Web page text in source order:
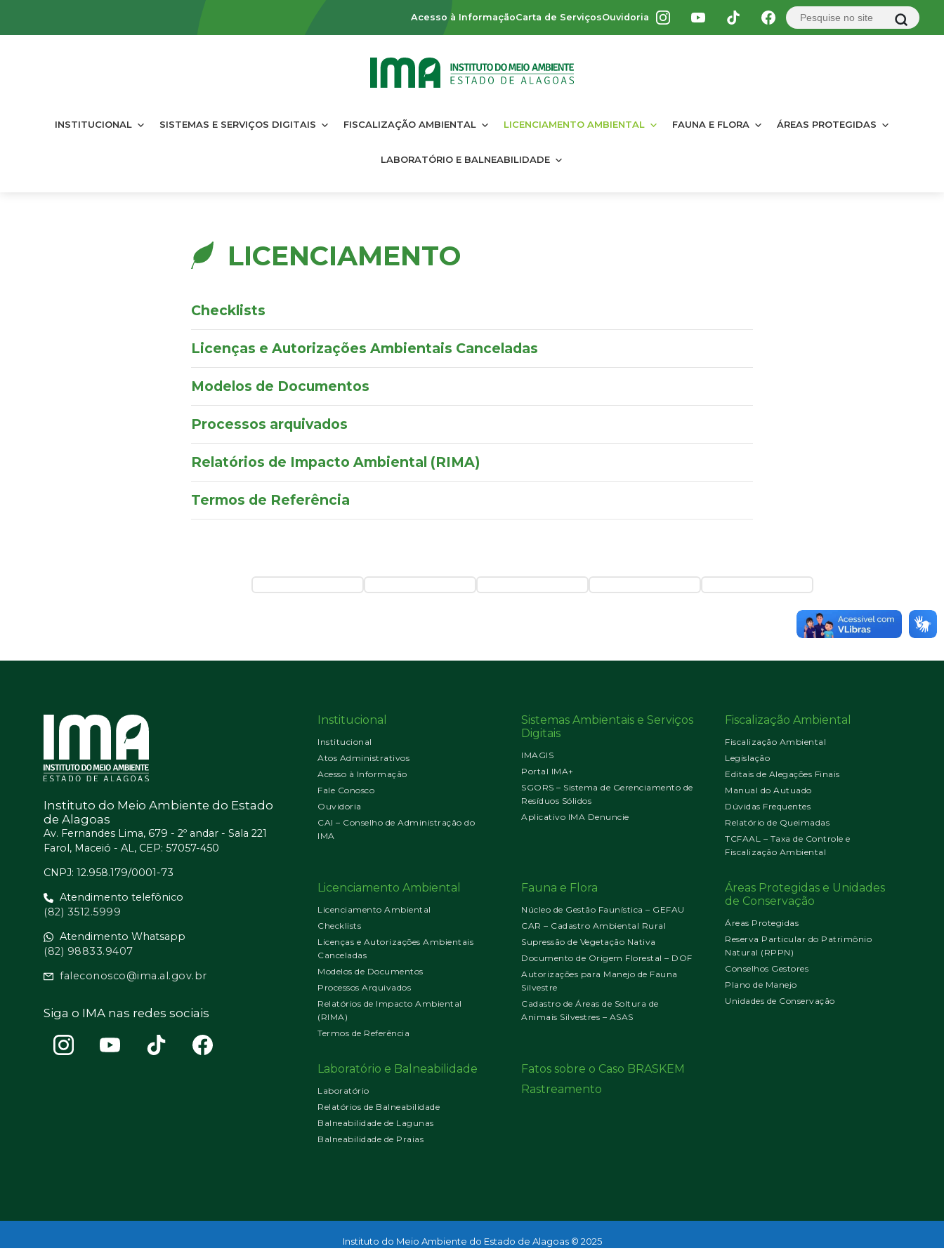
Acesso à InformaçãoCarta de ServiçosOuvidoria
INSTITUCIONAL SISTEMAS E SERVIÇOS DIGITAIS FISCALIZAÇÃO AMBIENTAL LICENCIAMENTO AMBIENTAL FAUNA E FLORA ÁREAS PROTEGIDAS
LABORATÓRIO E BALNEABILIDADE
LICENCIAMENTO
Checklists
Licenças e Autorizações Ambientais Canceladas
Modelos de Documentos
Processos arquivados
Relatórios de Impacto Ambiental (RIMA)
Termos de Referência
Instituto do Meio Ambiente do Estado
de Alagoas
Av. Fernandes Lima, 679 - 2º andar - Sala 221
Farol, Maceió - AL, CEP: 57057-450
CNPJ: 12.958.179/0001-73
Atendimento telefônico
(82) 3512.5999
Atendimento Whatsapp
(82) 98833.9407
faleconosco@ima.al.gov.br
Siga o IMA nas redes sociais
Institucional
Institucional
Atos Administrativos
Acesso à Informação
Fale Conosco
Ouvidoria
CAI – Conselho de Administração do
IMA
Sistemas Ambientais e Serviços
Digitais
IMAGIS
Portal IMA+
SGORS – Sistema de Gerenciamento de
Resíduos Sólidos
Aplicativo IMA Denuncie
Fiscalização Ambiental
Fiscalização Ambiental
Legislação
Editais de Alegações Finais
Manual do Autuado
Dúvidas Frequentes
Relatório de Queimadas
TCFAAL – Taxa de Controle e
Fiscalização Ambiental
Licenciamento Ambiental
Licenciamento Ambiental
Checklists
Licenças e Autorizações Ambientais
Canceladas
Modelos de Documentos
Processos Arquivados
Relatórios de Impacto Ambiental
(RIMA)
Termos de Referência
Fauna e Flora
Núcleo de Gestão Faunística – GEFAU
CAR – Cadastro Ambiental Rural
Supressão de Vegetação Nativa
Documento de Origem Florestal – DOF
Autorizações para Manejo de Fauna
Silvestre
Cadastro de Áreas de Soltura de
Animais Silvestres – ASAS
Áreas Protegidas e Unidades
de Conservação
Áreas Protegidas
Reserva Particular do Patrimônio
Natural (RPPN)
Conselhos Gestores
Plano de Manejo
Unidades de Conservação
Laboratório e Balneabilidade
Laboratório
Relatórios de Balneabilidade
Balneabilidade de Lagunas
Balneabilidade de Praias
Fatos sobre o Caso BRASKEM
Rastreamento
Instituto do Meio Ambiente do Estado de Alagoas © 2025